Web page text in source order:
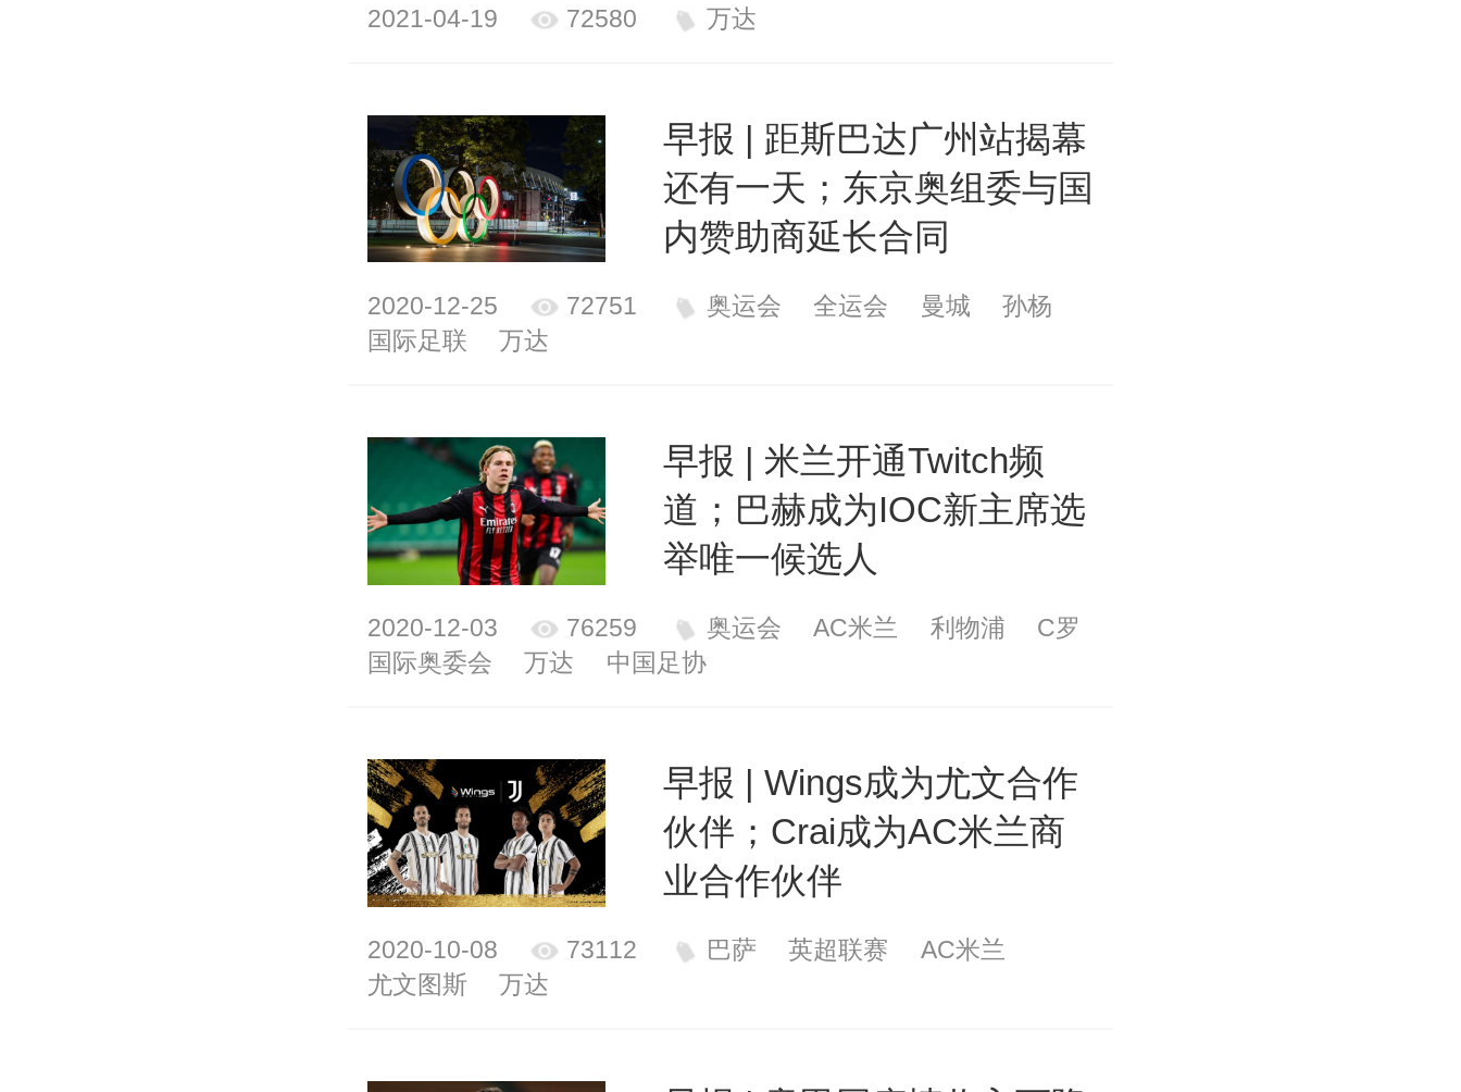
2021-04-19 72580 万达
早报 | 距斯巴达广州站揭幕
还有一天；东京奥组委与国
内赞助商延长合同
2020-12-25 72751 奥运会 全运会 曼城
孙杨
国际足联
万达
早报 | 米兰开通Twitch频
道；巴赫成为IOC新主席选
举唯一候选人
2020-12-03 76259 奥运会 AC米兰 利物浦
C罗
国际奥委会
万达 中国足协
早报 | Wings成为尤文合作
伙伴；Crai成为AC米兰商
业合作伙伴
2020-10-08 73112 巴萨 英超联赛
AC米兰
尤文图斯
万达